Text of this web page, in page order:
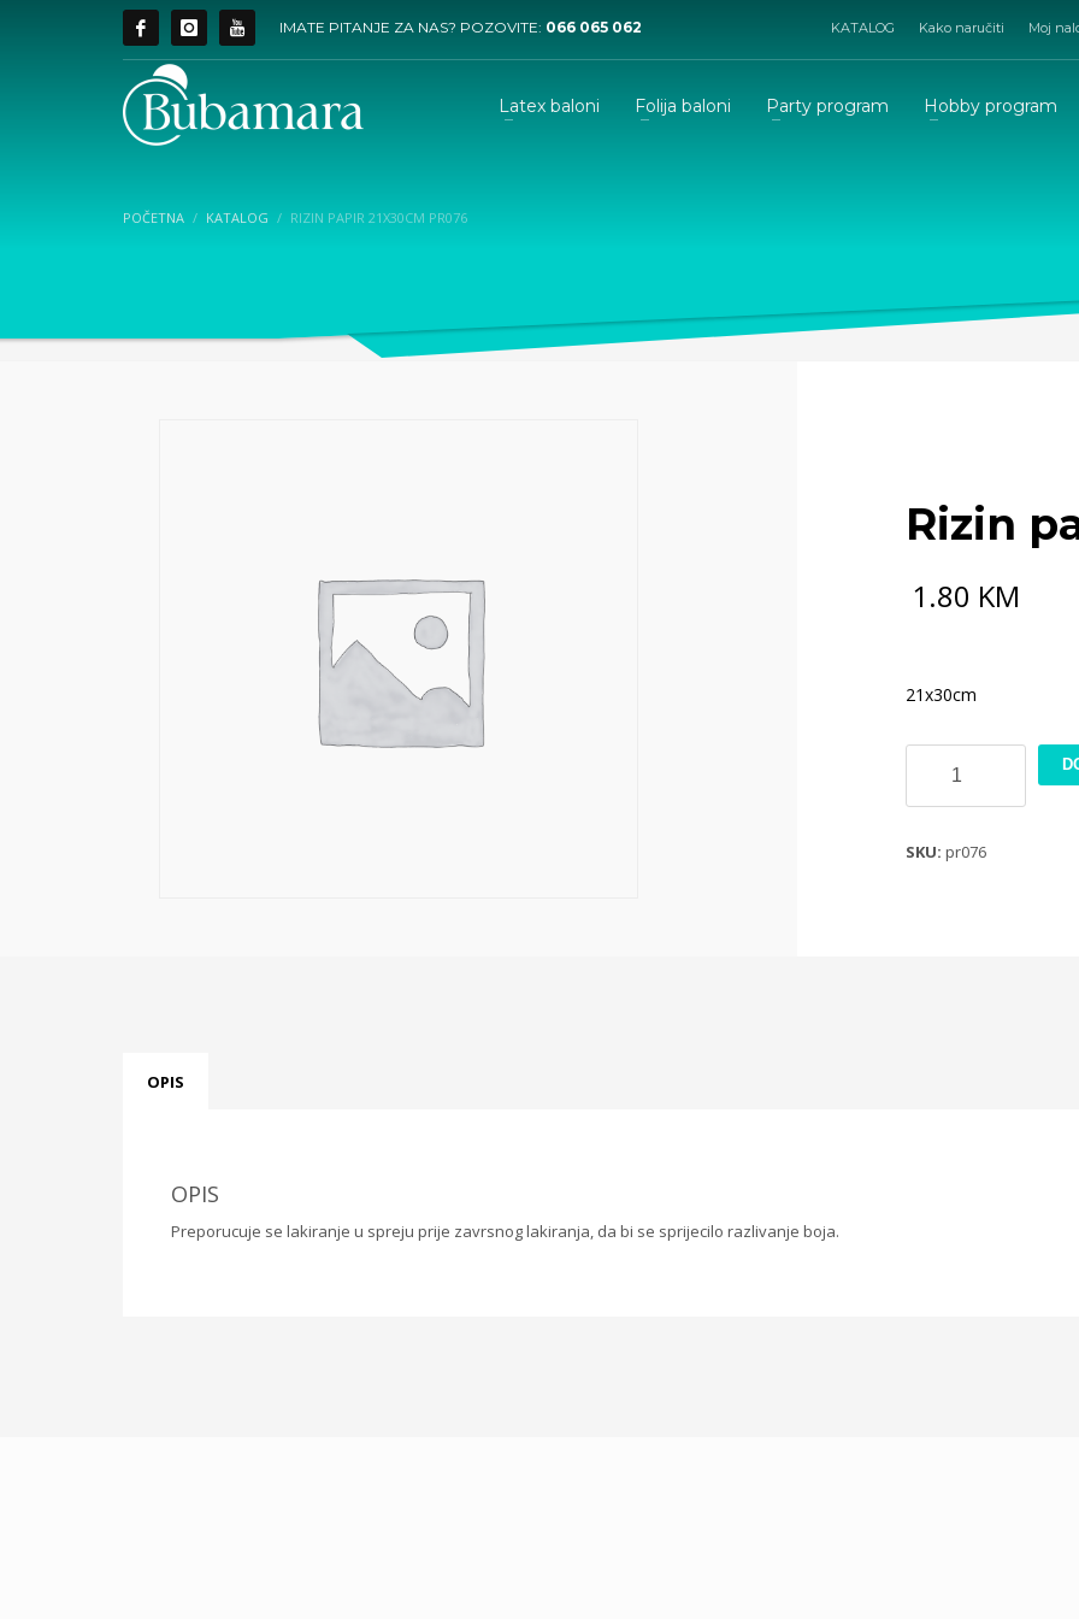
IMATE PITANJE ZA NAS? POZOVITE: 066 065 062 KATALOG Kako naručiti Moj
Latex baloni Folija baloni Party program Hobby program
POČETNA KATALOG RIZIN PAPIR 21X30CM PR076
Rizin
1.80 KM
21x30cm
21x30cm
količina
SKU: pr076
OPIS
OPIS
Preporucuje se lakiranje u spreju prije zavrsnog lakiranja, da bi se sprijecilo razlivanje boja.